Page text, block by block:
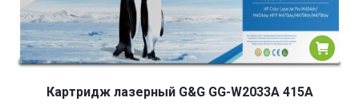
Картридж лазерный G&G GG-W2033A 415A